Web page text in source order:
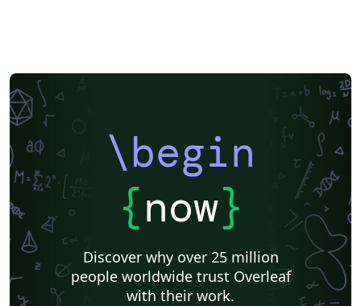
\begin
{now}
Discover why over 25 million
people worldwide trust Overleaf
with their work.